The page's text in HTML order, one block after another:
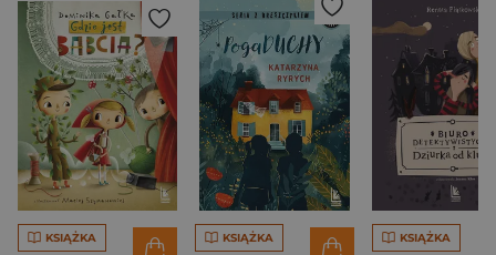
KSIĄŻKA KSIĄŻKA KSIĄŻKA